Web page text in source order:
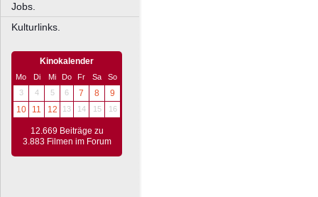
Jobs.
Kulturlinks.
Kinokalender
Mo Di Mi Do Fr Sa
So
3
4 5 6 7 8
9
10
11 12 13 14 15 16
12.669 Beiträge zu
3.883 Filmen im Forum